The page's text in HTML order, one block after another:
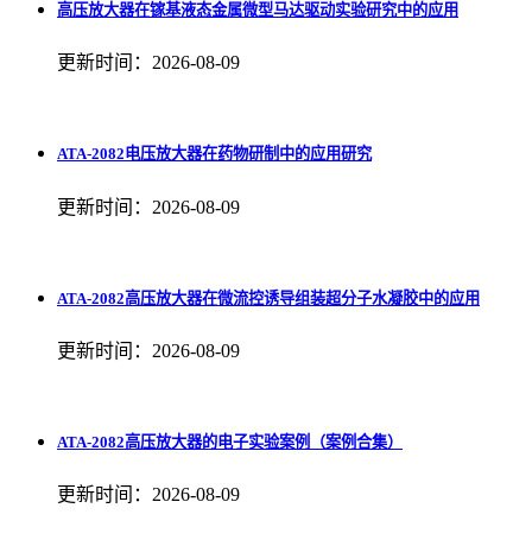
高压放大器在镓基液态金属微型马达驱动实验研究中的应用
更新时间：2026-08-09
ATA-2082电压放大器在药物研制中的应用研究
更新时间：2026-08-09
ATA-2082高压放大器在微流控诱导组装超分子水凝胶中的应用
更新时间：2026-08-09
ATA-2082高压放大器的电子实验案例（案例合集）
更新时间：2026-08-09